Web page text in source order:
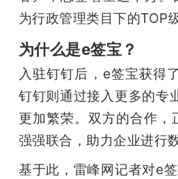
为行政管理类目下的TOP
为什么是e签宝？
入驻钉钉后，e签宝获得
钉钉则通过接入更多的专
更加繁荣。双方的合作
强强联合，助力企业进行
基于此，雷峰网记者对e